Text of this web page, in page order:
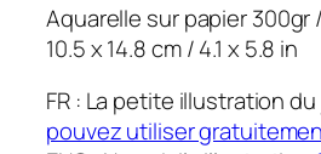
Aquarelle sur papier
10.5 x 14.8 cm / 4.1 x 5.8 in
FR : La petite illustration
pouvez utiliser